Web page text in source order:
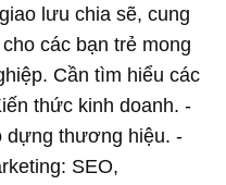
lưu chia sẽ, cung
các bạn trẻ mong
Cần tìm hiểu các
thức kinh doanh. -
dựng thương hiệu. -
SEO,